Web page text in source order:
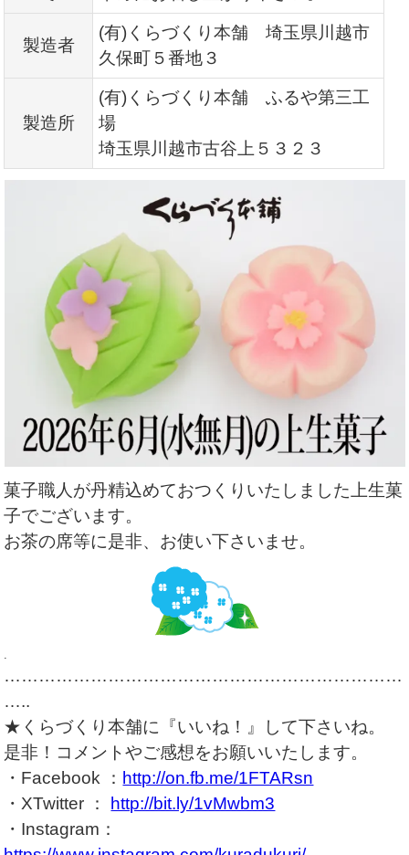
製造者
(有)くらづくり本舗 埼玉県川越市
久保町５番地３
製造所
(有)くらづくり本舗 ふるや第三工
場
埼玉県川越市古谷上５３２３
菓子職人が丹精込めておつくりいたしました上生菓
子でございます。
お茶の席等に是非、お使い下さいませ。
.
……………………………………………………………
…..
★くらづくり本舗に『いいね！』して下さいね。
是非！コメントやご感想をお願いいたします。
・Facebook ： http://on.fb.me/1FTARsn
・XTwitter ：
http://bit.ly/1vMwbm3
・Instagram：